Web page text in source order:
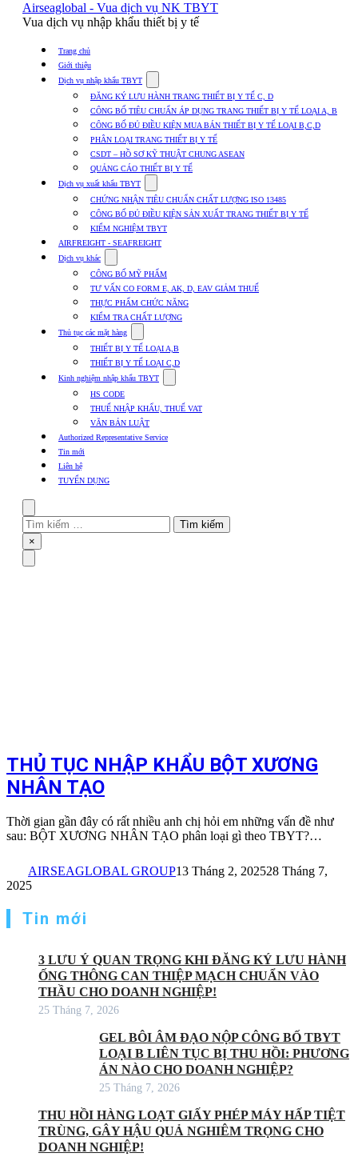
Airseaglobal - Vua dịch vụ NK TBYT
Vua dịch vụ nhập khẩu thiết bị y tế
Trang chủ
Giới thiệu
Dịch vụ nhập khẩu TBYT
submenu
for
Dịch
vụ
nhập
khẩu
TBYT
ĐĂNG KÝ LƯU HÀNH TRANG THIẾT BỊ Y TẾ C, D
CÔNG BỐ TIÊU CHUẨN ÁP DỤNG TRANG THIẾT BỊ Y TẾ LOẠI A, B
CÔNG BỐ ĐỦ ĐIỀU KIỆN MUA BÁN THIẾT BỊ Y TẾ LOẠI B,C,D
PHÂN LOẠI TRANG THIẾT BỊ Y TẾ
CSDT – HỒ SƠ KỸ THUẬT CHUNG ASEAN
QUẢNG CÁO THIẾT BỊ Y TẾ
Dịch vụ xuất khẩu TBYT
submenu
for
Dịch
vụ
xuất
TBYT
CHỨNG NHẬN TIÊU CHUẨN CHẤT LƯỢNG ISO 13485
CÔNG BỐ ĐỦ ĐIỀU KIỆN SẢN XUẤT TRANG THIẾT BỊ Y TẾ
KIỂM NGHIỆM TBYT
AIRFREIGHT - SEAFREIGHT
Dịch vụ khác
submenu
for
Dịch
vụ
khác
CÔNG BỐ MỸ PHẨM
TƯ VẤN CO FORM E, AK, D, EAV GIẢM THUẾ
THỰC PHẨM CHỨC NĂNG
KIỂM TRA CHẤT LƯỢNG
Thủ tục các mặt hàng
submenu
for
Thủ
tục
mặt
hàng
THIẾT BỊ Y TẾ LOẠI A,B
THIẾT BỊ Y TẾ LOẠI C,D
Kinh nghiệm nhập khẩu TBYT
submenu
Kinh
HS CODE
THUẾ NHẬP KHẨU, THUẾ VAT
VĂN BẢN LUẬT
Authorized Representative Service
Tin mới
Liên hệ
TUYỂN DỤNG
Tìm
kiếm
cho:
Close
×
THỦ TỤC NHẬP KHẨU BỘT XƯƠNG
NHÂN TẠO
Thời gian gần đây có rất nhiều anh chị hỏi em những vấn đề như
sau: BỘT XƯƠNG NHÂN TẠO phân loại gì theo TBYT?…
AIRSEAGLOBAL GROUP13 Tháng 2, 202528 Tháng 7,
2025
Tin mới
3 LƯU Ý QUAN TRỌNG KHI ĐĂNG KÝ LƯU HÀNH
ỐNG THÔNG CAN THIỆP MẠCH CHUẨN VÀO
THẦU CHO DOANH NGHIỆP!
25 Tháng 7, 2026
GEL BÔI ÂM ĐẠO NỘP CÔNG BỐ TBYT
LOẠI B LIÊN TỤC BỊ THU HỒI: PHƯƠNG
ÁN NÀO CHO DOANH NGHIỆP?
25 Tháng 7, 2026
THU HỒI HÀNG LOẠT GIẤY PHÉP MÁY HẤP TIỆT
TRÙNG, GÂY HẬU QUẢ NGHIÊM TRỌNG CHO
DOANH NGHIỆP!